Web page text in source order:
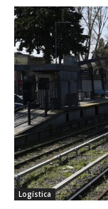
Logística